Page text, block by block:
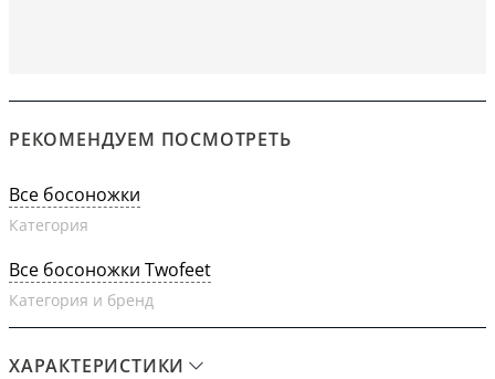
РЕКОМЕНДУЕМ ПОСМОТРЕТЬ
Все босоножки
Категория
Все босоножки Twofeet
Категория и бренд
ХАРАКТЕРИСТИКИ